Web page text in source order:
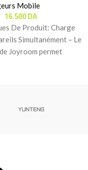
Mobile
16.500DA
De Produit: Charge
Simultanément – Le
Joyroom permet